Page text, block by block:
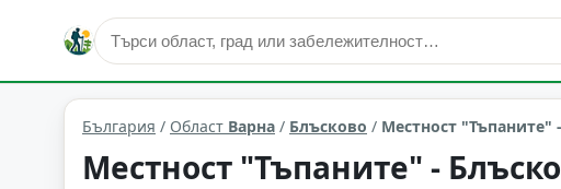
природни забележителности Блъсково Област: Варна
България / Област Варна / Блъсково / Местност "Тъпаните"
Местност "Тъпаните" -